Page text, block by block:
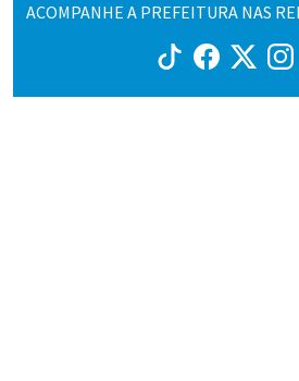
ACOMPANHE A PREFEITURA NAS